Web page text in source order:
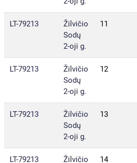
LT-79213
Žilvičio
Sodų
2-oji g.
11
LT-79213
Žilvičio
Sodų
2-oji g.
12
LT-79213
Žilvičio
Sodų
2-oji g.
13
LT-79213
Žilvičio
14